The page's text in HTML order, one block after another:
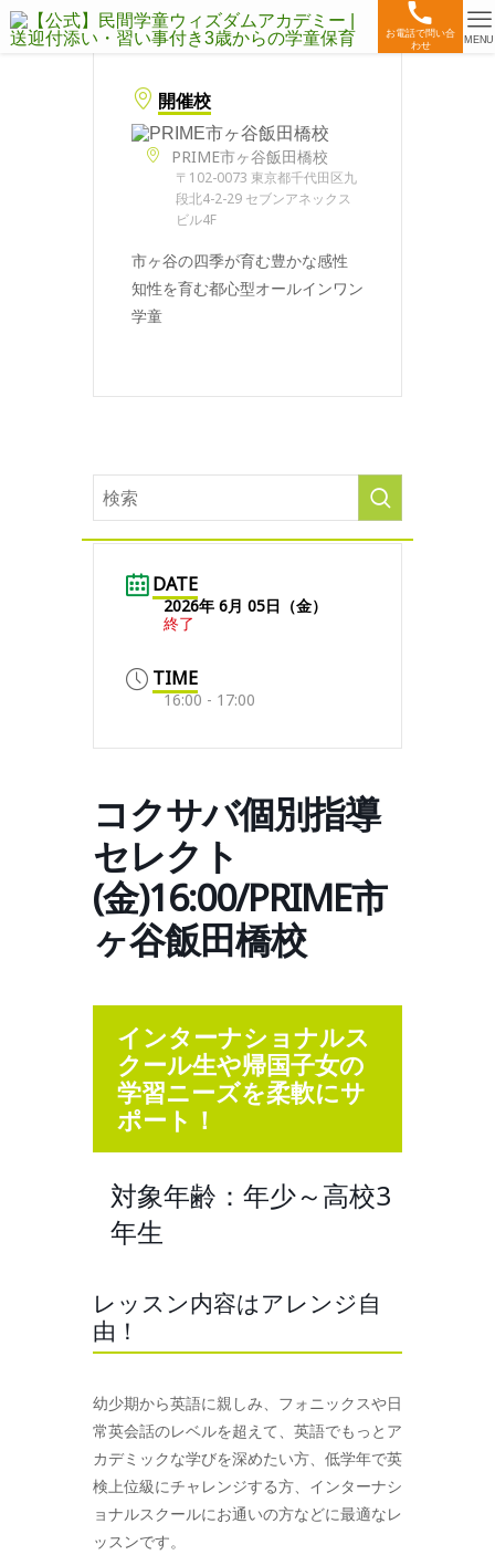
お電話で問い合
わせ
MENU
開催校
PRIME市ヶ谷飯田橋校
〒102-0073 東京都千代田区九
段北4-2-29 セブンアネックス
ビル4F
市ヶ谷の四季が育む豊かな感性
知性を育む都心型オールインワン
学童
DATE
2026年 6月 05日（金）
終了
TIME
16:00 - 17:00
コクサバ個別指導
セレクト
(金)16:00/PRIME市
ヶ谷飯田橋校
インターナショナルス
クール生や帰国子女の
学習ニーズを柔軟にサ
ポート！
対象年齢：年少～高校3
年生
レッスン内容はアレンジ自
由！
幼少期から英語に親しみ、フォニックスや日
常英会話のレベルを超えて、英語でもっとア
カデミックな学びを深めたい方、低学年で英
検上位級にチャレンジする方、インターナシ
ョナルスクールにお通いの方などに最適なレ
ッスンです。